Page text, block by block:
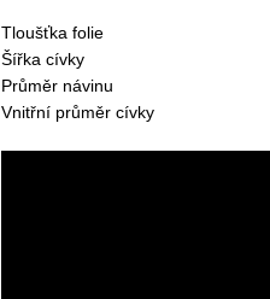
Tloušťka folie
Šířka cívky
Průměr návinu
Vnitřní průměr cívky